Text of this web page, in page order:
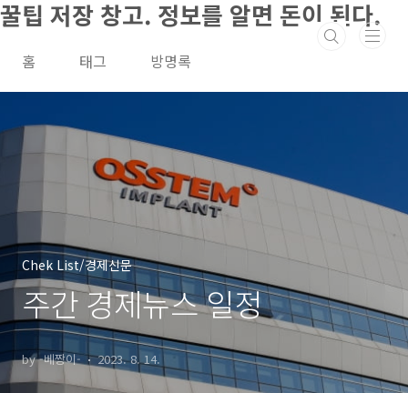
본문 바로가기
꿀팁 저장 창고. 정보를 알면 돈이 된다.
홈 태그 방명록
Chek List/경제신문
주간 경제뉴스 일정
by -베짱이- 2023. 8. 14.